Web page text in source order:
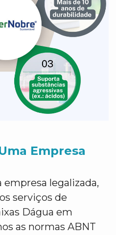
Empresa
legalizada,
serviços de
Dágua em
as normas ABNT